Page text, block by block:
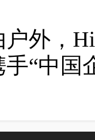
外，
“中国